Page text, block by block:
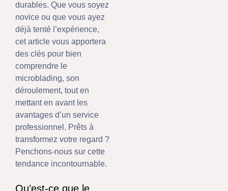
durables. Que vous soyez
novice ou que vous ayez
déjà tenté l’expérience,
cet article vous apportera
des clés pour bien
comprendre le
microblading, son
déroulement, tout en
mettant en avant les
avantages d’un service
professionnel. Prêts à
transformez votre regard ?
Penchons-nous sur cette
tendance incontournable.
Qu’est-ce que le